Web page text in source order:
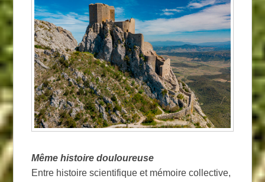
Même histoire douloureuse
Entre histoire scientifique et mémoire collective,